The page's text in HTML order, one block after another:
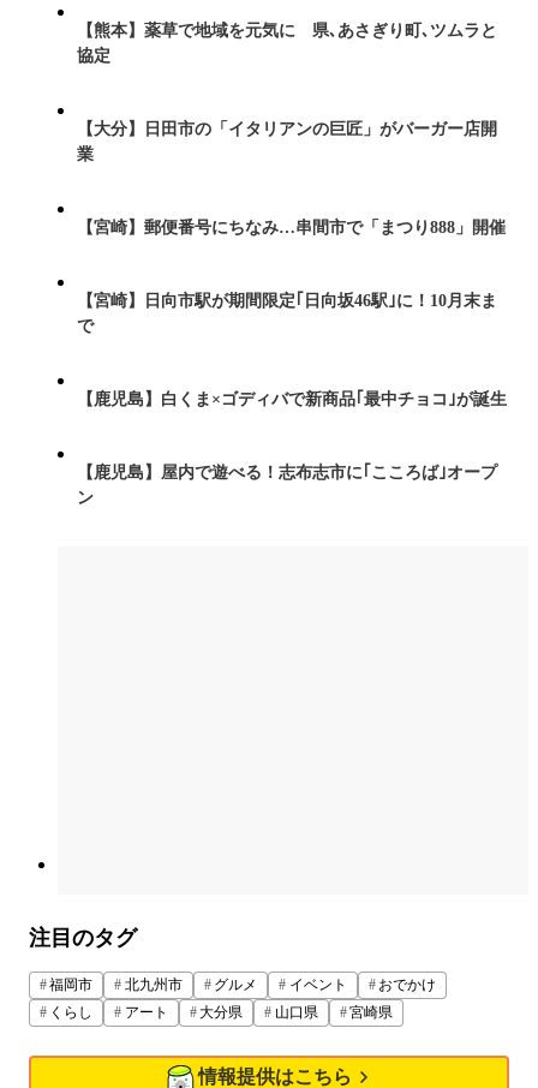
【熊本】薬草で地域を元気に 県､あさぎり町､ツムラと
協定
【大分】日田市の「イタリアンの巨匠」がバーガー店開
業
【宮崎】郵便番号にちなみ…串間市で「まつり888」開催
【宮崎】日向市駅が期間限定｢日向坂46駅｣に！10月末ま
で
【鹿児島】白くま×ゴディバで新商品｢最中チョコ｣が誕生
【鹿児島】屋内で遊べる！志布志市に｢こころば｣オープ
ン
注目のタグ
福岡市 北九州市 グルメ イベント
おでかけ
くらし
アート 大分県 山口県 宮崎県
情報提供はこちら